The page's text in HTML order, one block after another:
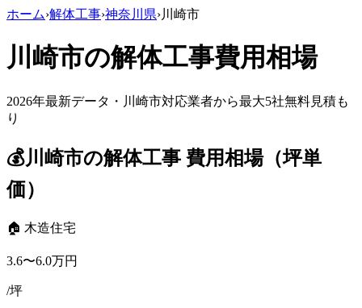
ホーム›解体工事›神奈川県›川崎市
川崎市の解体工事費用相場
2026年最新データ・ 川崎市対応業者から最大5社無料見積も
り
💰川崎市の解体工事 費用相場（坪単
価）
🏠 木造住宅
3.6〜6.0万円
/坪